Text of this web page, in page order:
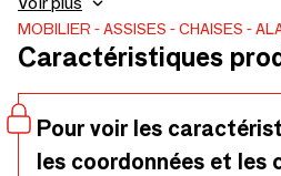
supplément selon le choix – 530 x
MOBILIER ASSISES CHAISES
Caractéristiques
Pour voir les
les coordonnées et les